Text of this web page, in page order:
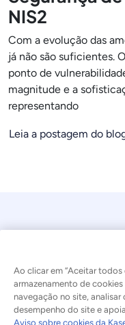
NIS2
Com a evolução das
já não são suficientes.
ponto de
magnitude e a
representando
Leia a postagem do
© 2026 Kaseya.
Ao clicar em “Aceitar
armazenamento de
navegação no site, analisar
desempenho do site e
Aviso sobre cookies da